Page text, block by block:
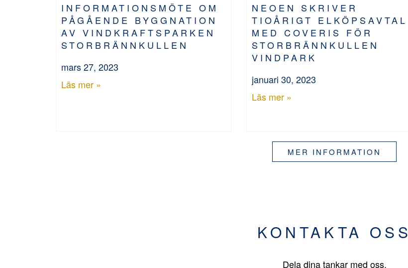
INFORMATIONSMÖTE OM
PÅGÅENDE BYGGNATION
AV VINDKRAFTSPARKEN
STORBRÄNNKULLEN
mars 27, 2023
Läs mer »
NEOEN SKRIVER
TIOÅRIGT ELKÖPSAVTAL
MED COVERIS FÖR
STORBRÄNNKULLEN
VINDPARK
januari 30, 2023
Läs mer »
MER INFORMATION
KONTAKTA OSS
Dela dina tankar med oss.